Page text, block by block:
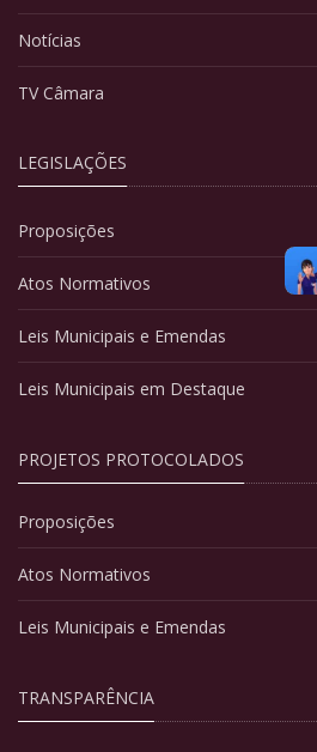
Notícias
TV Câmara
LEGISLAÇÕES
Proposições
Atos Normativos
Leis Municipais e Emendas
Leis Municipais em Destaque
PROJETOS PROTOCOLADOS
Proposições
Atos Normativos
Leis Municipais e Emendas
TRANSPARÊNCIA